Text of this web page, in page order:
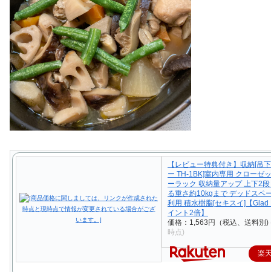
【レビュー特典付き】収納[吊
ー TH-1BK]室内専用 クローゼ
ーラック 収納量アップ 上下2
る重さ約10kgまで デッドスペ
利用 積水樹脂[セキスイ]【Glad
イント2倍】
価格：1,563円（税込、送料別)
時点)
楽